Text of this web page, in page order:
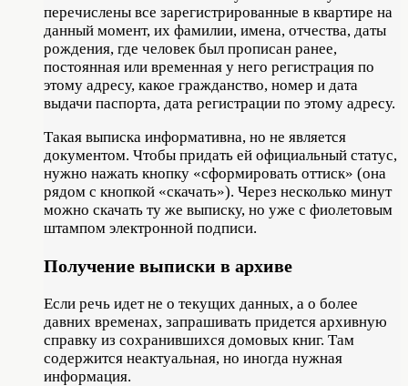
перечислены все зарегистрированные в квартире на
данный момент, их фамилии, имена, отчества, даты
рождения, где человек был прописан ранее,
постоянная или временная у него регистрация по
этому адресу, какое гражданство, номер и дата
выдачи паспорта, дата регистрации по этому адресу.
Такая выписка информативна, но не является
документом. Чтобы придать ей официальный статус,
нужно нажать кнопку «сформировать оттиск» (она
рядом с кнопкой «скачать»). Через несколько минут
можно скачать ту же выписку, но уже с фиолетовым
штампом электронной подписи.
Получение выписки в архиве
Если речь идет не о текущих данных, а о более
давних временах, запрашивать придется архивную
справку из сохранившихся домовых книг. Там
содержится неактуальная, но иногда нужная
информация.